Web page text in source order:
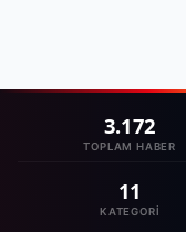
3.172
TOPLAM HABER
11
KATEGORI